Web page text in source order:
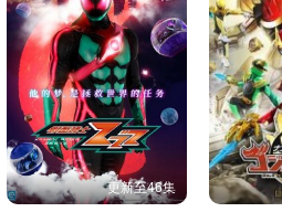
更新至46集